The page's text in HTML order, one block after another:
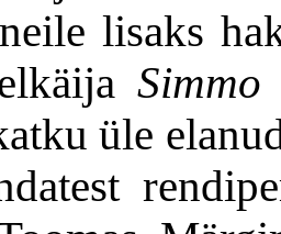
lisaks
üle